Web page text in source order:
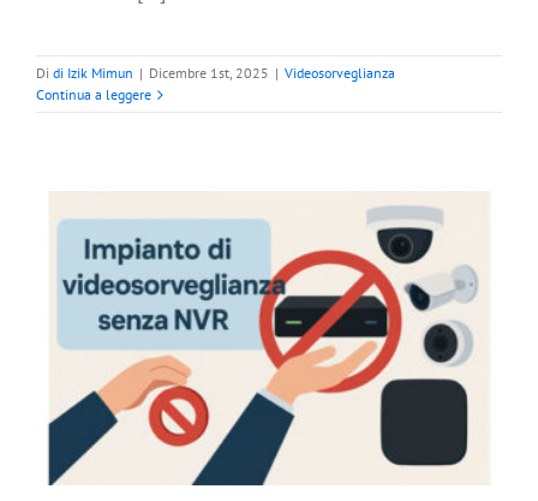
Di di Izik Mimun | Dicembre 1st, 2025 | Videosorveglianza
Continua a leggere